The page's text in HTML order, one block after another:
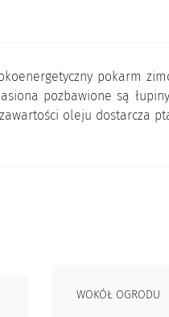
pokarm
pozbawione są
oleju dostarcza
WOKÓŁ OGRODU